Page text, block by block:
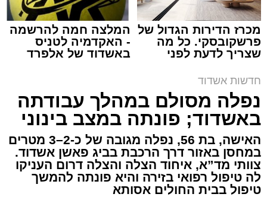
איחוד הצלה
אירוע דרמטי הסתיים בנס רפואי באשדוד, לאחר
שגבר בן 56 התמוטט בביתו שבאחד הרחובות
ברובע י"א בעיר, כתוצאה מאירוע פתאומי שגרם
להפסקת פעילות ליבו.
למקום הוזעקו מיד צוותי רפואה ומתנדבים של
ארגון "איחוד הצלה". החובשים והפרמדיקים
מכרז הדירות הגדול של
פרשקובסקי. כל מה
שצריך לדעת לפני
באשדוד
המלצה חמה להרשמה
- האקדמיה לטניס
באשדוד של אלפרד
חדשות אשדוד
נפלה מסולם במהלך עבודתה
באשדוד; פונתה במצב בינוני
האישה, בת 56, נפלה מגובה של כ-2–3 מטרים
במחסן באזור דרך הרכבת בביג פאשן אשדוד.
צוותי מד”א, איחוד הצלה והצלה דרום העניקו
לה טיפול רפואי בזירה והיא פונתה להמשך
טיפול בבית החולים אסותא